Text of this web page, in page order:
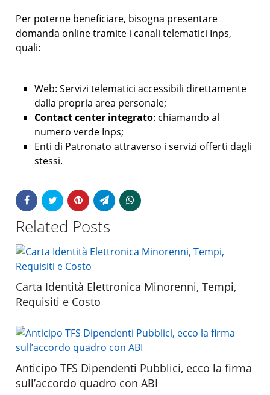
Per poterne beneficiare, bisogna presentare
domanda online tramite i canali telematici Inps,
quali:
Web: Servizi telematici accessibili direttamente
dalla propria area personale;
Contact center integrato: chiamando al
numero verde Inps;
Enti di Patronato attraverso i servizi offerti dagli
stessi.
Related Posts
Carta Identità Elettronica Minorenni, Tempi,
Requisiti e Costo
Anticipo TFS Dipendenti Pubblici, ecco la firma
sull’accordo quadro con ABI